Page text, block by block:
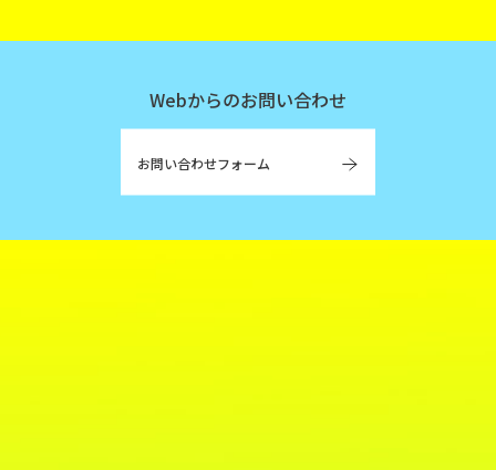
Webからのお問い合わせ
お問い合わせフォーム